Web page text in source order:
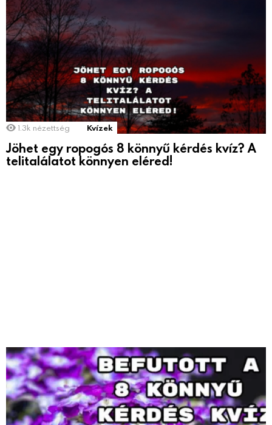
1.3k nézettség Kvízek
Jöhet egy ropogós 8 könnyű kérdés kvíz? A
telitalálatot könnyen eléred!